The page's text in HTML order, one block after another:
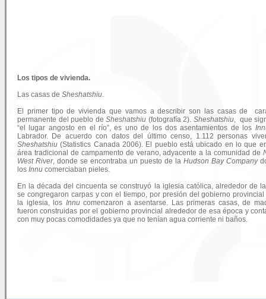
Los tipos de vivienda.
Las casas de Sheshatshiu.
El primer tipo de vivienda que vamos a describir son las casas de
permanente del pueblo de Sheshatshiu (fotografía 2). Sheshatshiu, que
“el lugar angosto en el río”, es uno de los dos asentamientos de los
Labrador. De acuerdo con datos del último censo, 1.112 personas
Sheshatshiu (Statistics Canada 2006). El pueblo está ubicado en lo que
área tradicional de campamento de verano, adyacente a la comunidad de
West River, donde se encontraba un puesto de la Hudson Bay Company
los Innu comerciaban pieles.
En la década del cincuenta se construyó la iglesia católica, alrededor de
se congregaron carpas y con el tiempo, por presión del gobierno
la iglesia, los Innucomenzaron a asentarse. Las primeras casas, de
fueron construidas por el gobierno provincial alrededor de esa época y
con muy pocas comodidades ya que no tenían agua corriente ni baños.